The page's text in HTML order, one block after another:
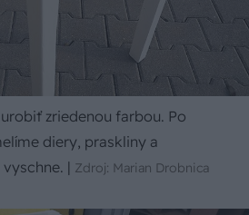
zriedenou farbou. Po
diery, praskliny a
| Zdroj: Marian Drobnica